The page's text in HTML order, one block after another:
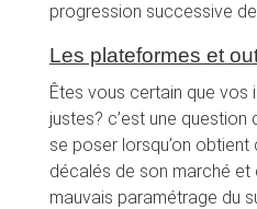
progression successive
Les plateformes et
Êtes vous certain que vos
justes? c’est une question
se poser lorsqu’on
décalés de son marché
mauvais paramétrage du